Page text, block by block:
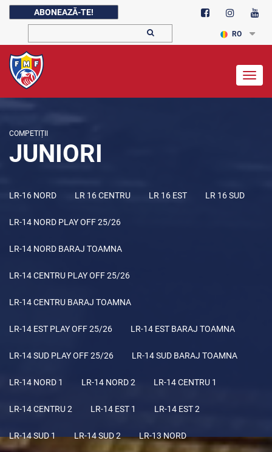
ABONEAZĂ-TE!
RO
COMPETIȚII
JUNIORI
LR-16 NORD LR 16 CENTRU LR 16 EST LR 16 SUD
LR-14 NORD PLAY OFF 25/26
LR-14 NORD BARAJ TOAMNA
LR-14 CENTRU PLAY OFF 25/26
LR-14 CENTRU BARAJ TOAMNA
LR-14 EST PLAY OFF 25/26 LR-14 EST BARAJ TOAMNA
LR-14 SUD PLAY OFF 25/26 LR-14 SUD BARAJ TOAMNA
LR-14 NORD 1 LR-14 NORD 2 LR-14 CENTRU 1
LR-14 CENTRU 2 LR-14 EST 1 LR-14 EST 2
LR-14 SUD 1 LR-14 SUD 2 LR-13 NORD